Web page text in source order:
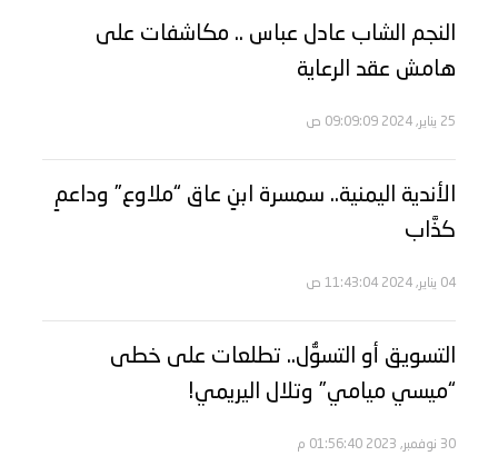
النجم الشاب عادل عباس .. مكاشفات على
هامش عقد الرعاية
25 يناير, 2024 09:09:09 ص
الأندية اليمنية.. سمسرة ابنٍ عاق “ملاوع” وداعمٍ
كذَّاب
04 يناير, 2024 11:43:04 ص
التسويق أو التسوُّل.. تطلعات على خطى
“ميسي ميامي” وتلال اليريمي!
30 نوفمبر, 2023 01:56:40 م